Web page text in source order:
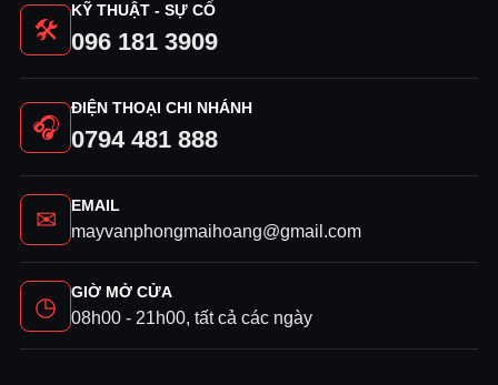
🛠
KỸ THUẬT - SỰ CỐ
096 181 3909
🎧
ĐIỆN THOẠI CHI NHÁNH
0794 481 888
✉ EMAIL
mayvanphongmaihoang@gmail.com
◷ GIỜ MỞ CỬA
08h00 - 21h00, tất cả các ngày